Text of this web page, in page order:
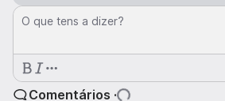
O que tens a dizer?
Comentários ·